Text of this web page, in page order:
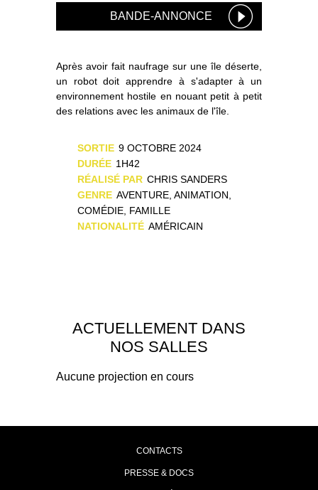
BANDE-ANNONCE
Après avoir fait naufrage sur une île déserte,
un robot doit apprendre à s'adapter à un
environnement hostile en nouant petit à petit
des relations avec les animaux de l'île.
SORTIE 9 OCTOBRE 2024
DURÉE 1H42
RÉALISÉ PAR CHRIS SANDERS
GENRE AVENTURE, ANIMATION,
COMÉDIE, FAMILLE
NATIONALITÉ AMÉRICAIN
ACTUELLEMENT DANS
NOS SALLES
Aucune projection en cours
CONTACTS
PRESSE & DOCS